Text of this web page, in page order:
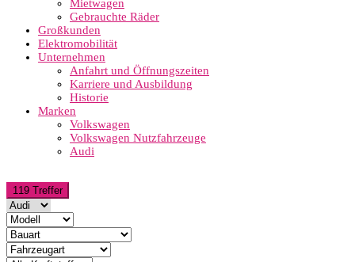
Mietwagen
Gebrauchte Räder
Großkunden
Elektromobilität
Unternehmen
Anfahrt und Öffnungszeiten
Karriere und Ausbildung
Historie
Marken
Volkswagen
Volkswagen Nutzfahrzeuge
Audi
119 Treffer